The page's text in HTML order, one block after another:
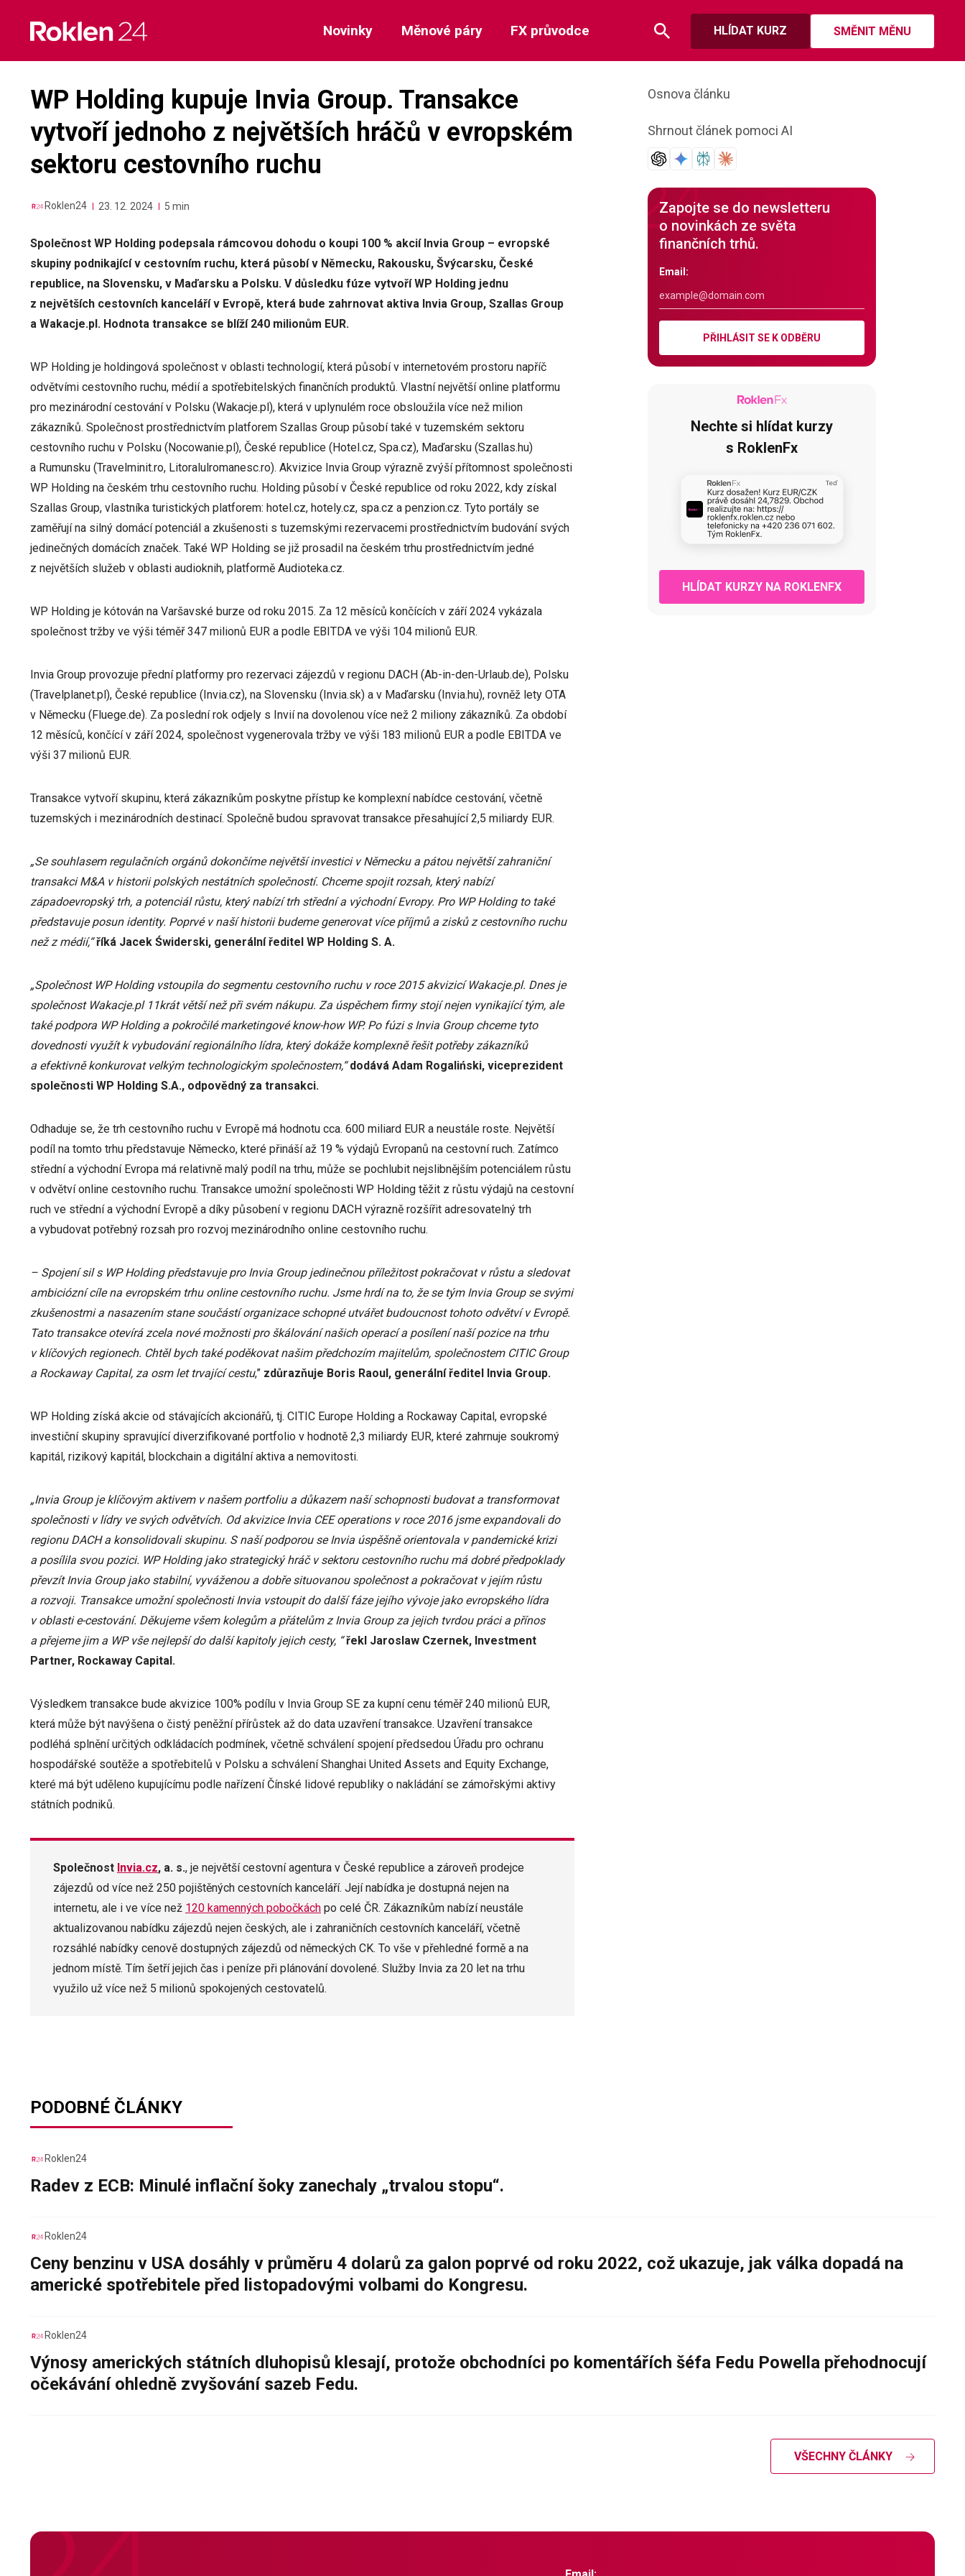
content
HLÍDAT KURZ SMĚNIT MĚNU
Novinky Měnové páry FX průvodce
WP Holding kupuje Invia Group. Transakce
vytvoří jednoho z největších hráčů v evropském
sektoru cestovního ruchu
Roklen24 23. 12. 2024 5 min
Společnost WP Holding podepsala rámcovou dohodu o koupi 100 % akcií Invia Group – evropské
skupiny podnikající v cestovním ruchu, která působí v Německu, Rakousku, Švýcarsku, České
republice, na Slovensku, v Maďarsku a Polsku. V důsledku fúze vytvoří WP Holding jednu
z největších cestovních kanceláří v Evropě, která bude zahrnovat aktiva Invia Group, Szallas Group
a Wakacje.pl. Hodnota transakce se blíží 240 milionům EUR.
WP Holding je holdingová společnost v oblasti technologií, která působí v internetovém prostoru napříč
odvětvími cestovního ruchu, médií a spotřebitelských finančních produktů. Vlastní největší online platformu
pro mezinárodní cestování v Polsku (Wakacje.pl), která v uplynulém roce obsloužila více než milion
zákazníků. Společnost prostřednictvím platforem Szallas Group působí také v tuzemském sektoru
cestovního ruchu v Polsku (Nocowanie.pl), České republice (Hotel.cz, Spa.cz), Maďarsku (Szallas.hu)
a Rumunsku (Travelminit.ro, Litoralulromanesc.ro). Akvizice Invia Group výrazně zvýší přítomnost společnosti
WP Holding na českém trhu cestovního ruchu. Holding působí v České republice od roku 2022, kdy získal
Szallas Group, vlastníka turistických platforem: hotel.cz, hotely.cz, spa.cz a penzion.cz. Tyto portály se
zaměřují na silný domácí potenciál a zkušenosti s tuzemskými rezervacemi prostřednictvím budování svých
jedinečných domácích značek. Také WP Holding se již prosadil na českém trhu prostřednictvím jedné
z největších služeb v oblasti audioknih, platformě Audioteka.cz.
WP Holding je kótován na Varšavské burze od roku 2015. Za 12 měsíců končících v září 2024 vykázala
společnost tržby ve výši téměř 347 milionů EUR a podle EBITDA ve výši 104 milionů EUR.
Invia Group provozuje přední platformy pro rezervaci zájezdů v regionu DACH (Ab-in-den-Urlaub.de), Polsku
(Travelplanet.pl), České republice (Invia.cz), na Slovensku (Invia.sk) a v Maďarsku (Invia.hu), rovněž lety OTA
v Německu (Fluege.de). Za poslední rok odjely s Invií na dovolenou více než 2 miliony zákazníků. Za období
12 měsíců, končící v září 2024, společnost vygenerovala tržby ve výši 183 milionů EUR a podle EBITDA ve
výši 37 milionů EUR.
Transakce vytvoří skupinu, která zákazníkům poskytne přístup ke komplexní nabídce cestování, včetně
tuzemských i mezinárodních destinací. Společně budou spravovat transakce přesahující 2,5 miliardy EUR.
„Se souhlasem regulačních orgánů dokončíme největší investici v Německu a pátou největší zahraniční
transakci M&A v historii polských nestátních společností. Chceme spojit rozsah, který nabízí
západoevropský trh, a potenciál růstu, který nabízí trh střední a východní Evropy. Pro WP Holding to také
představuje posun identity. Poprvé v naší historii budeme generovat více příjmů a zisků z cestovního ruchu
než z médií,“říká Jacek Świderski, generální ředitel WP Holding S. A.
„Společnost WP Holding vstoupila do segmentu cestovního ruchu v roce 2015 akvizicí Wakacje.pl. Dnes je
společnost Wakacje.pl 11krát větší než při svém nákupu. Za úspěchem firmy stojí nejen vynikající tým, ale
také podpora WP Holding a pokročilé marketingové know-how WP. Po fúzi s Invia Group chceme tyto
dovednosti využít k vybudování regionálního lídra, který dokáže komplexně řešit potřeby zákazníků
a efektivně konkurovat velkým technologickým společnostem,“dodává Adam Rogaliński, viceprezident
společnosti WP Holding S.A., odpovědný za transakci.
Odhaduje se, že trh cestovního ruchu v Evropě má hodnotu cca. 600 miliard EUR a neustále roste. Největší
podíl na tomto trhu představuje Německo, které přináší až 19 % výdajů Evropanů na cestovní ruch. Zatímco
střední a východní Evropa má relativně malý podíl na trhu, může se pochlubit nejslibnějším potenciálem růstu
v odvětví online cestovního ruchu. Transakce umožní společnosti WP Holding těžit z růstu výdajů na cestovní
ruch ve střední a východní Evropě a díky působení v regionu DACH výrazně rozšířit adresovatelný trh
a vybudovat potřebný rozsah pro rozvoj mezinárodního online cestovního ruchu.
– Spojení sil s WP Holding představuje pro Invia Group jedinečnou příležitost pokračovat v růstu a sledovat
ambiciózní cíle na evropském trhu online cestovního ruchu. Jsme hrdí na to, že se tým Invia Group se svými
zkušenostmi a nasazením stane součástí organizace schopné utvářet budoucnost tohoto odvětví v Evropě.
Tato transakce otevírá zcela nové možnosti pro škálování našich operací a posílení naší pozice na trhu
v klíčových regionech. Chtěl bych také poděkovat našim předchozím majitelům, společnostem CITIC Group
a Rockaway Capital, za osm let trvající cestu,” zdůrazňuje Boris Raoul, generální ředitel Invia Group.
WP Holding získá akcie od stávajících akcionářů, tj. CITIC Europe Holding a Rockaway Capital, evropské
investiční skupiny spravující diverzifikované portfolio v hodnotě 2,3 miliardy EUR, které zahrnuje soukromý
kapitál, rizikový kapitál, blockchain a digitální aktiva a nemovitosti.
„Invia Group je klíčovým aktivem v našem portfoliu a důkazem naší schopnosti budovat a transformovat
společnosti v lídry ve svých odvětvích. Od akvizice Invia CEE operations v roce 2016 jsme expandovali do
regionu DACH a konsolidovali skupinu. S naší podporou se Invia úspěšně orientovala v pandemické krizi
a posílila svou pozici. WP Holding jako strategický hráč v sektoru cestovního ruchu má dobré předpoklady
převzít Invia Group jako stabilní, vyváženou a dobře situovanou společnost a pokračovat v jejím růstu
a rozvoji. Transakce umožní společnosti Invia vstoupit do další fáze jejího vývoje jako evropského lídra
v oblasti e-cestování. Děkujeme všem kolegům a přátelům z Invia Group za jejich tvrdou práci a přínos
a přejeme jim a WP vše nejlepší do další kapitoly jejich cesty, “řekl Jaroslaw Czernek, Investment
Partner, Rockaway Capital.
Výsledkem transakce bude akvizice 100% podílu v Invia Group SE za kupní cenu téměř 240 milionů EUR,
která může být navýšena o čistý peněžní přírůstek až do data uzavření transakce. Uzavření transakce
podléhá splnění určitých odkládacích podmínek, včetně schválení spojení předsedou Úřadu pro ochranu
hospodářské soutěže a spotřebitelů v Polsku a schválení Shanghai United Assets and Equity Exchange,
které má být uděleno kupujícímu podle nařízení Čínské lidové republiky o nakládání se zámořskými aktivy
státních podniků.
Společnost Invia.cz, a. s., je největší cestovní agentura v České republice a zároveň prodejce
zájezdů od více než 250 pojištěných cestovních kanceláří. Její nabídka je dostupná nejen na
internetu, ale i ve více než 120 kamenných pobočkách po celé ČR. Zákazníkům nabízí neustále
aktualizovanou nabídku zájezdů nejen českých, ale i zahraničních cestovních kanceláří, včetně
rozsáhlé nabídky cenově dostupných zájezdů od německých CK. To vše v přehledné formě a na
jednom místě. Tím šetří jejich čas i peníze při plánování dovolené. Služby Invia za 20 let na trhu
využilo už více než 5 milionů spokojených cestovatelů.
Osnova článku
Shrnout článek pomoci AI
Zapojte se do newsletteru
o novinkách ze světa
finančních trhů.
Email:
PŘIHLÁSIT SE K ODBĚRU
Nechte si hlídat kurzy
s RoklenFx
HLÍDAT KURZY NA ROKLENFX
PODOBNÉ ČLÁNKY
Roklen24
Radev z ECB: Minulé inflační šoky zanechaly „trvalou stopu“.
Roklen24
Ceny benzinu v USA dosáhly v průměru 4 dolarů za galon poprvé od roku 2022, což ukazuje, jak válka dopadá na
americké spotřebitele před listopadovými volbami do Kongresu.
Roklen24
Výnosy amerických státních dluhopisů klesají, protože obchodníci po komentářích šéfa Fedu Powella přehodnocují
očekávání ohledně zvyšování sazeb Fedu.
VŠECHNY ČLÁNKY